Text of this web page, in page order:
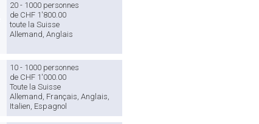
20 - 1000 personnes
de CHF 1'800.00
toute la Suisse
Allemand, Anglais
10 - 1000 personnes
de CHF 1'000.00
Toute la Suisse
Allemand, Français, Anglais,
Italien, Espagnol